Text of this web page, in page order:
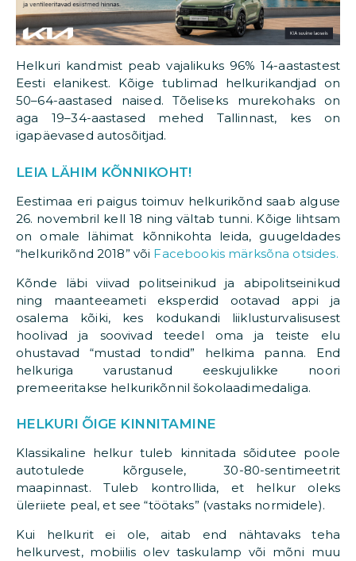
Helkuri kandmist peab vajalikuks 96% 14-aastastest
Eesti elanikest. Kõige tublimad helkurikandjad on
50–64-aastased naised. Tõeliseks murekohaks on
aga 19–34-aastased mehed Tallinnast, kes on
igapäevased autosõitjad.
LEIA LÄHIM KÕNNIKOHT!
Eestimaa eri paigus toimuv helkurikõnd saab alguse
26. novembril kell 18 ning vältab tunni. Kõige lihtsam
on omale lähimat kõnnikohta leida, guugeldades
“helkurikõnd 2018” või Facebookis märksõna otsides.
Kõnde läbi viivad politseinikud ja abipolitseinikud
ning maanteeameti eksperdid ootavad appi ja
osalema kõiki, kes kodukandi liiklusturvalisusest
hoolivad ja soovivad teedel oma ja teiste elu
ohustavad “mustad tondid” helkima panna. End
helkuriga varustanud eeskujulikke noori
premeeritakse helkurikõnnil šokolaadimedaliga.
HELKURI ÕIGE KINNITAMINE
Klassikaline helkur tuleb kinnitada sõidutee poole
autotulede kõrgusele, 30-80-sentimeetrit
maapinnast. Tuleb kontrollida, et helkur oleks
üleriiete peal, et see “töötaks” (vastaks normidele).
Kui helkurit ei ole, aitab end nähtavaks teha
helkurvest, mobiilis olev taskulamp või mõni muu